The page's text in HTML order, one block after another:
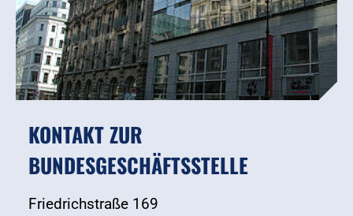
KONTAKT ZUR
BUNDESGESCHÄFTSSTELLE
Friedrichstraße 169